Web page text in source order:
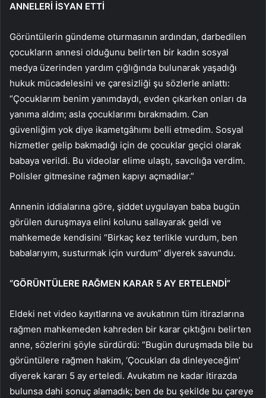
ANNELERİ İSYAN ETTİ
Görüntülerin gündeme oturmasının ardından, darbedilen
çocukların annesi olduğunu belirten bir kadın sosyal
medya üzerinden yardım çığlığında bulunarak yaşadığı
hukuk mücadelesini ve çaresizliği şu sözlerle anlattı:
“Çocuklarım benim yanımdaydı, evden çıkarken onları da
yanıma aldım; asla çocuklarımı bırakmadım. Can
güvenliğim yok diye ikametgâhımı belli etmedim. Sosyal
hizmetler gelip bakmadığı için de çocuklar geçici olarak
babaya verildi. Bu videolar elime ulaştı, savcılığa verdim.
Polisler gitmesine rağmen kapıyı açmadılar.”
Annenin iddialarına göre, şiddet uygulayan baba bugün
görülen duruşmaya elini kolunu sallayarak geldi ve
mahkemede kendisini “Birkaç kez terlikle vurdum, ben
babalarıyım, susturmak için vurdum” diyerek savundu.
“GÖRÜNTÜLERE RAĞMEN KARAR 5 AY ERTELENDİ”
Eldeki net video kayıtlarına ve avukatının tüm itirazlarına
rağmen mahkemeden kahreden bir karar çıktığını belirten
anne, sözlerini şöyle sürdürdü: “Bugün duruşmada bile bu
görüntülere rağmen hakim, ‘Çocukları da dinleyeceğim’
diyerek kararı 5 ay erteledi. Avukatım ne kadar itirazda
bulunsa dahi sonuç alamadık; ben de bu şekilde bu çareye